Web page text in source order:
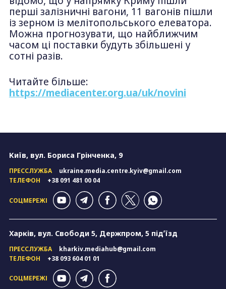
перші залізничні вагони, 11 вагонів пішли
із зерном із мелітопольського елеватора.
Можна прогнозувати, що найближчим
часом ці поставки будуть збільшені у
сотні разів.
Читайте більше:
https://mediacenter.org.ua/uk/novini
Київ, вул. Бориса Грінченка, 9
ПРЕССЛУЖБА
ukraine.media.centre.kyiv@gmail.com
ТЕЛЕФОН
+38 091 481 00 04
СОЦМЕРЕЖІ
Харків, вул. Свободи 5, Держпром, 5 підʼїзд
ПРЕССЛУЖБА
kharkiv.mediahub@gmail.com
ТЕЛЕФОН
+38 093 604 01 01
СОЦМЕРЕЖІ